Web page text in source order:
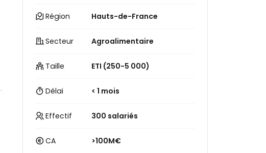
Région Hauts-de-France
Secteur Agroalimentaire
Taille ETI (250-5 000)
Délai < 1 mois
Effectif 300 salariés
CA >100M€